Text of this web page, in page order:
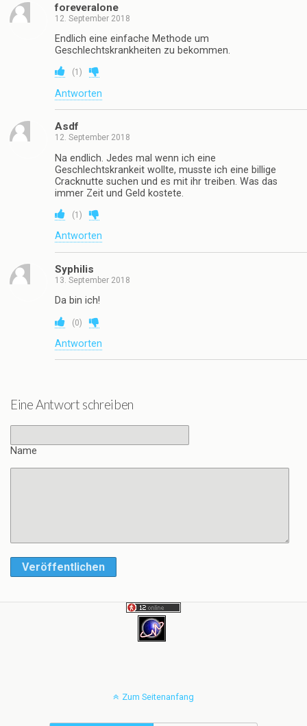
foreveralone
12. September 2018
Endlich eine einfache Methode um
Geschlechtskrankheiten zu bekommen.
(1 )
Antworten
Asdf
12. September 2018
Na endlich. Jedes mal wenn ich eine
Geschlechtskrankeit wollte, musste ich eine billige
Cracknutte suchen und es mit ihr treiben. Was das
immer Zeit und Geld kostete.
(1 )
Antworten
Syphilis
13. September 2018
Da bin ich!
(0)
Antworten
Eine Antwort schreiben
Name
Veröffentlichen
Zum Seitenanfang